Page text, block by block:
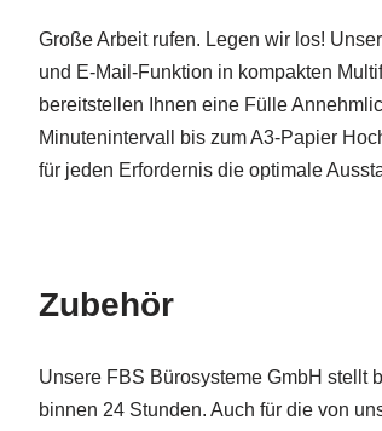
Große Arbeit rufen. Legen wir los!
und E-Mail-Funktion in kompakten
bereitstellen Ihnen eine Fülle
Minutenintervall bis zum A3-Papier
für jeden Erfordernis die optimale
Zubehör
Unsere FBS Bürosysteme GmbH stellt
binnen 24 Stunden. Auch für die von